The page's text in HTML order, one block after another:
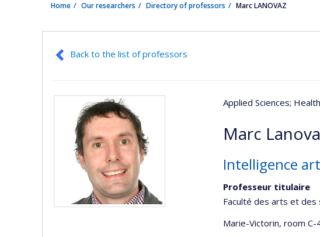
Home Our researchers Directory of professors Marc LANOVAZ
Back to the list of professors
Applied Sciences;
Marc
Intelligence
Professeur titulaire
Faculté des arts et des
Marie-Victorin, room C-